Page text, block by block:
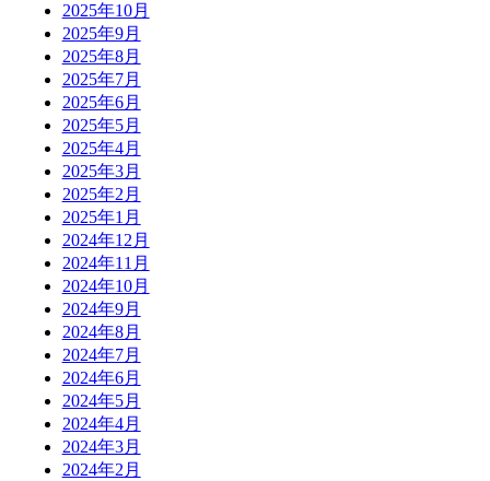
2025年10月
2025年9月
2025年8月
2025年7月
2025年6月
2025年5月
2025年4月
2025年3月
2025年2月
2025年1月
2024年12月
2024年11月
2024年10月
2024年9月
2024年8月
2024年7月
2024年6月
2024年5月
2024年4月
2024年3月
2024年2月